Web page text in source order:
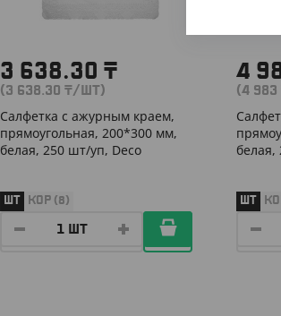
3 638.30 ₸
(3 638.30 ₸/ШТ)
Салфетка с ажурным краем,
прямоугольная, 200*300 мм,
белая, 250 шт/уп, Deco
ШТ КОР (8)
4
(4 983
белая,
ШТ